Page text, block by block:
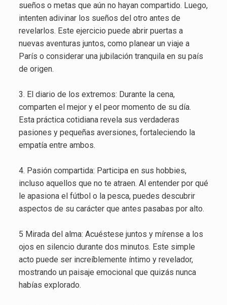
sueños o metas que aún no hayan compartido. Luego,
intenten adivinar los sueños del otro antes de
revelarlos. Este ejercicio puede abrir puertas a
nuevas aventuras juntos, como planear un viaje a
París o considerar una jubilación tranquila en su país
de origen.
3. El diario de los extremos: Durante la cena,
comparten el mejor y el peor momento de su día.
Esta práctica cotidiana revela sus verdaderas
pasiones y pequeñas aversiones, fortaleciendo la
empatía entre ambos.
4. Pasión compartida: Participa en sus hobbies,
incluso aquellos que no te atraen. Al entender por qué
le apasiona el fútbol o la pesca, puedes descubrir
aspectos de su carácter que antes pasabas por alto.
5 Mirada del alma: Acuéstese juntos y mírense a los
ojos en silencio durante dos minutos. Este simple
acto puede ser increíblemente íntimo y revelador,
mostrando un paisaje emocional que quizás nunca
habías explorado.